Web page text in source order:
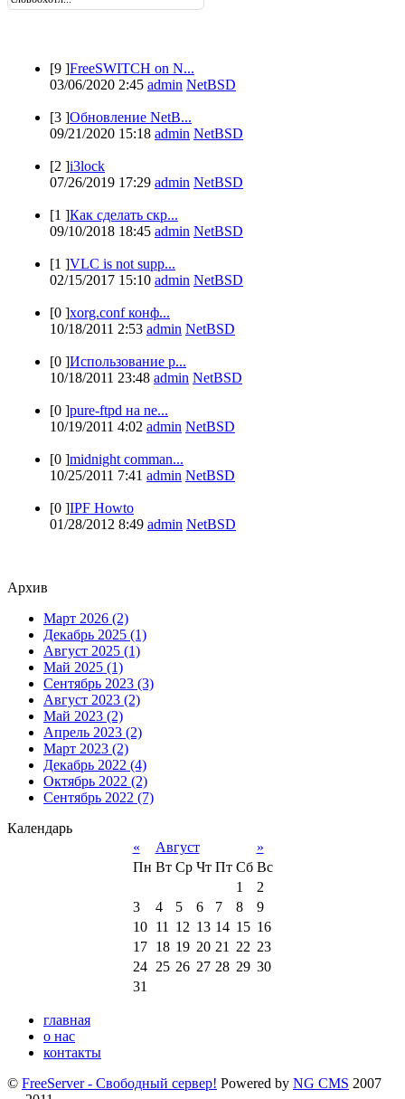
[9 ]FreeSWITCH on N...
03/06/2020 2:45 admin NetBSD
[3 ]Обновление NetB...
09/21/2020 15:18 admin NetBSD
[2 ]i3lock
07/26/2019 17:29 admin NetBSD
[1 ]Как сделать скр...
09/10/2018 18:45 admin NetBSD
[1 ]VLC is not supp...
02/15/2017 15:10 admin NetBSD
[0 ]xorg.conf конф...
10/18/2011 2:53 admin NetBSD
[0 ]Использование p...
10/18/2011 23:48 admin NetBSD
[0 ]pure-ftpd на ne...
10/19/2011 4:02 admin NetBSD
[0 ]midnight comman...
10/25/2011 7:41 admin NetBSD
[0 ]IPF Howto
01/28/2012 8:49 admin NetBSD
Архив
Март 2026 (2)
Декабрь 2025 (1)
Август 2025 (1)
Май 2025 (1)
Сентябрь 2023 (3)
Август 2023 (2)
Май 2023 (2)
Апрель 2023 (2)
Март 2023 (2)
Декабрь 2022 (4)
Октябрь 2022 (2)
Сентябрь 2022 (7)
Календарь
«
Август
»
Пн Вт Ср Чт Пт Сб Вс
1
2
3
4 5 6 7 8
9
10
11 12 13 14 15 16
17
18 19 20 21 22 23
24
25 26 27 28 29 30
31
главная
о нас
контакты
© FreeServer - Свободный сервер! Powered by NG CMS 2007